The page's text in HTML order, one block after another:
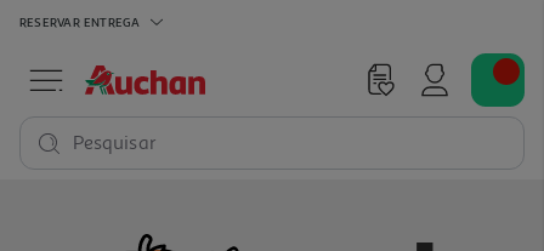
RESERVAR ENTREGA
Pesquisar